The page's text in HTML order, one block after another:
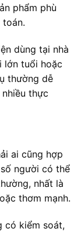
phẩm phù
dùng tại nhà
lớn tuổi hoặc
thường dễ
thực
ai cũng hợp
người có thể
nhất là
thơm mạnh.
có kiểm soát,